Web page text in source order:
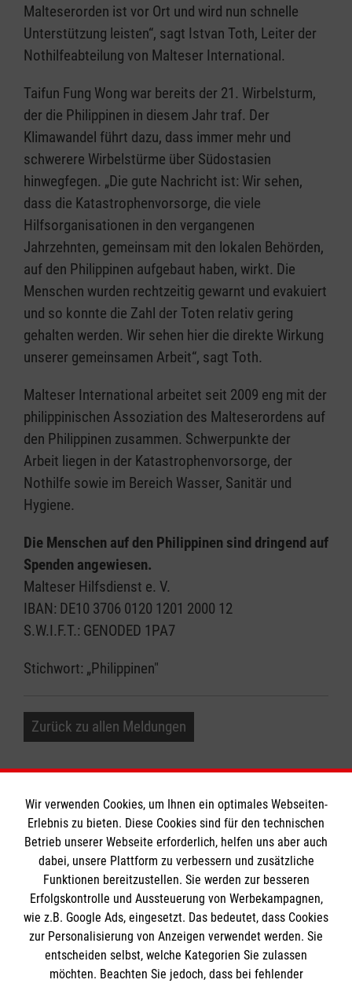
Malteserorden ist vor Ort und wird nun schnelle
Unterstützung leisten“, sagt Istvan Toth, Leiter der
Nothilfeabteilung von Malteser International.
Taifun Fung Wong war bereits der 21. Wirbelsturm,
der die Philippinen in diesem Jahr traf. Der
Klimawandel führt dazu, dass immer mehr und
schwerere Wirbelstürme über Südostasien
hinwegfegen. „Die gute Nachricht ist: Wir sehen,
dass die Katastrophenvorsorge, die viele
Hilfsorganisationen in den vergangenen
Jahrzehnten, gemeinsam mit den lokalen Behörden,
auf den Philippinen aufgebaut haben, wirkt. Die
Menschen wurden rechtzeitig gewarnt und evakuiert
und so konnte die Zahl der Toten relativ gering
gehalten werden. Wir sehen hier die direkte Wirkung
unserer gemeinsamen Arbeit“, sagt Toth.
Malteser International arbeitet seit 2009 eng mit der
philippinischen Assoziation des Malteserordens auf
den Philippinen zusammen. Schwerpunkte der
Arbeit liegen in der Katastrophenvorsorge, der
Nothilfe sowie im Bereich Wasser, Sanitär und
Hygiene.
Die Menschen auf den Philippinen sind dringend auf
Spenden angewiesen.
Malteser Hilfsdienst e. V.
IBAN: DE10 3706 0120 1201 2000 12
S.W.I.F.T.: GENODED 1PA7
Stichwort: „Philippinen"
Zurück zu allen Meldungen
Informationen
Impressum
Datenschutz
Barrierefreiheit
Kontakt
Die Malteser
Wir verwenden Cookies, um Ihnen ein optimales Webseiten-
Erlebnis zu bieten. Diese Cookies sind für den technischen
Betrieb unserer Webseite erforderlich, helfen uns aber auch
dabei, unsere Plattform zu verbessern und zusätzliche
Funktionen bereitzustellen. Sie werden zur besseren
Erfolgskontrolle und Aussteuerung von Werbekampagnen,
wie z.B. Google Ads, eingesetzt. Das bedeutet, dass Cookies
zur Personalisierung von Anzeigen verwendet werden. Sie
entscheiden selbst, welche Kategorien Sie zulassen
möchten. Beachten Sie jedoch, dass bei fehlender